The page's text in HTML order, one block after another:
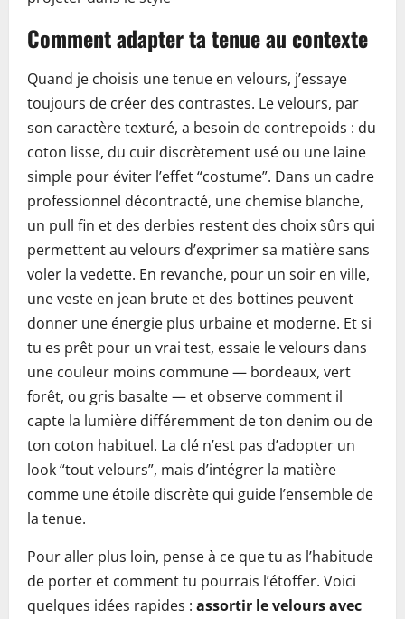
Comment adapter ta tenue au contexte
Quand je choisis une tenue en velours, j’essaye
toujours de créer des contrastes. Le velours, par
son caractère texturé, a besoin de contrepoids : du
coton lisse, du cuir discrètement usé ou une laine
simple pour éviter l’effet “costume”. Dans un cadre
professionnel décontracté, une chemise blanche,
un pull fin et des derbies restent des choix sûrs qui
permettent au velours d’exprimer sa matière sans
voler la vedette. En revanche, pour un soir en ville,
une veste en jean brute et des bottines peuvent
donner une énergie plus urbaine et moderne. Et si
tu es prêt pour un vrai test, essaie le velours dans
une couleur moins commune — bordeaux, vert
forêt, ou gris basalte — et observe comment il
capte la lumière différemment de ton denim ou de
ton coton habituel. La clé n’est pas d’adopter un
look “tout velours”, mais d’intégrer la matière
comme une étoile discrète qui guide l’ensemble de
la tenue.
Pour aller plus loin, pense à ce que tu as l’habitude
de porter et comment tu pourrais l’étoffer. Voici
quelques idées rapides : assortir le velours avec